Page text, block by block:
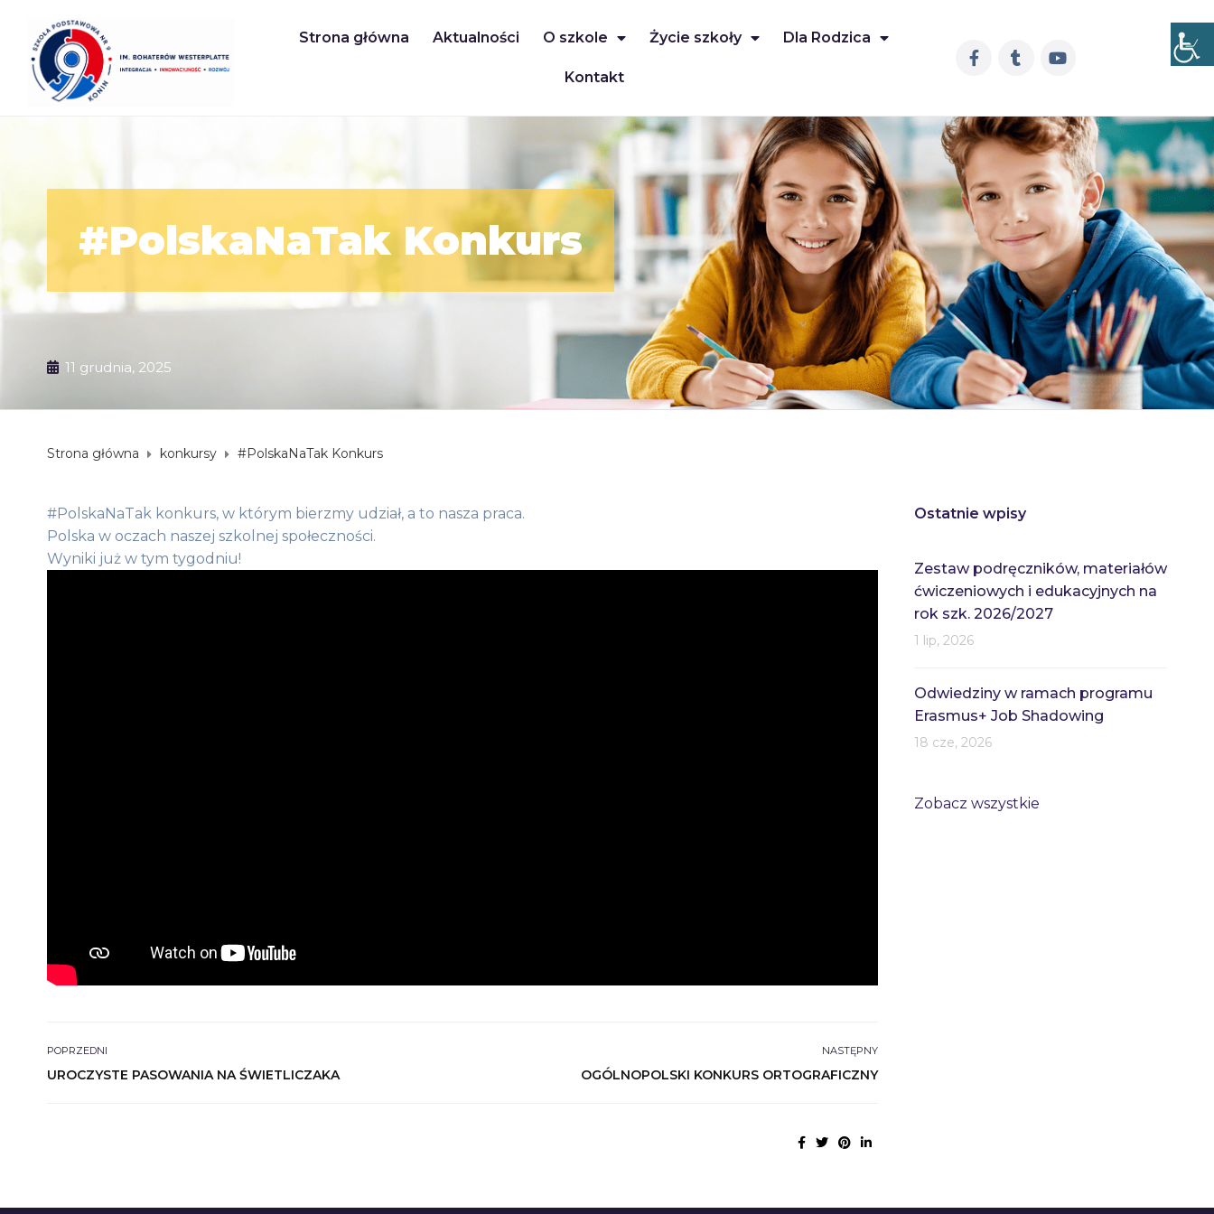
Strona główna Aktualności O szkole Życie szkoły Dla Rodzica
Kontakt
#PolskaNaTak Konkurs
11 grudnia, 2025
Strona główna konkursy #PolskaNaTak Konkurs
#PolskaNaTak konkurs, w którym bierzmy udział, a to nasza praca.
Polska w oczach naszej szkolnej społeczności.
Wyniki już w tym tygodniu!
POPRZEDNI
UROCZYSTE PASOWANIA NA ŚWIETLICZAKA
NASTĘPNY
OGÓLNOPOLSKI KONKURS ORTOGRAFICZNY
Ostatnie wpisy
Zestaw podręczników, materiałów
ćwiczeniowych i edukacyjnych na
rok szk. 2026/2027
1 lip, 2026
Odwiedziny w ramach programu
Erasmus+ Job Shadowing
18 cze, 2026
Zobacz wszystkie